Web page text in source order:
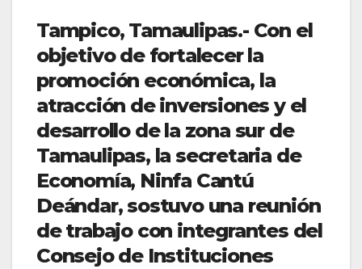
Tampico, Tamaulipas.- Con el
objetivo de fortalecer la
promoción económica, la
atracción de inversiones y el
desarrollo de la zona sur de
Tamaulipas, la secretaria de
Economía, Ninfa Cantú
Deándar, sostuvo una reunión
de trabajo con integrantes del
Consejo de Instituciones